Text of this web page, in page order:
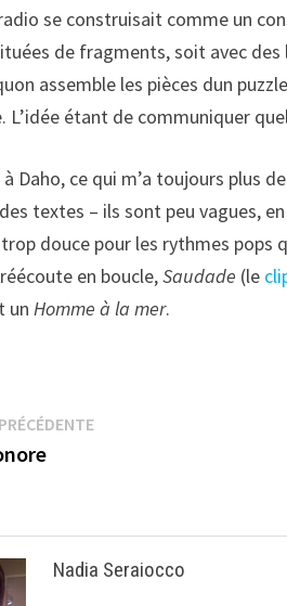
se construisait comme un
de fragments, soit avec
assemble les pièces dun
L’idée étant de communiquer
Daho, ce qui m’a toujours plus
textes – ils sont peu vagues,
douce pour les rythmes pops
en boucle,Saudade (le
unHomme à la mer.
Publication
Nadia Seraiocco